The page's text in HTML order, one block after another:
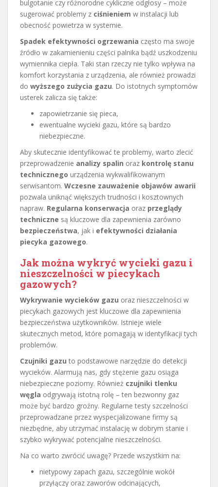
bulgotanie czy różnorodne cykliczne odgłosy – może
sugerować problemy z ciśnieniem w instalacji lub
obecność powietrza w systemie.
Spadek efektywności ogrzewania często ma swoje
źródło w zakamienieniu części palnika bądź uszkodzeniu
wymiennika ciepła. Taki stan rzeczy nie tylko wpływa na
komfort korzystania z urządzenia, ale również prowadzi
do wyższego zużycia gazu. Do istotnych symptomów
usterek zalicza się także:
zapowietrzanie się pieca,
ewentualne wycieki gazu, które są bardzo
niebezpieczne.
Aby skutecznie identyfikować te problemy, warto zlecić
przeprowadzenie analizy spalin oraz kontrolę stanu
technicznego urządzenia wykwalifikowanym
serwisantom. Wczesne zauważenie objawów awarii
pozwala uniknąć większych trudności i kosztownych
napraw. Regularna konserwacja oraz przeglądy
techniczne są kluczowe dla zapewnienia zarówno
bezpieczeństwa, jak i efektywności działania
piecyka gazowego.
Jak można wykryć wycieki gazu i
nieszczelności w piecykach
gazowych?
Wykrywanie wycieków gazu oraz nieszczelności w
piecykach gazowych jest kluczowe dla zapewnienia
bezpieczeństwa użytkowników. Istnieje wiele
skutecznych metod, które pomagają w identyfikacji tych
problemów.
Czujniki gazu to podstawowe narzędzie do detekcji
wycieków. Alarmują nas, gdy stężenie gazu osiąga
niebezpieczne poziomy. Również czujniki tlenku
węgla odgrywają istotną rolę – ten bezwonny gaz
może być bardzo groźny. Regularne testy szczelności
przeprowadzane przez wyspecjalizowane firmy są
niezbędne, aby utrzymać instalację w dobrym stanie i
szybko wykrywać potencjalne nieszczelności.
Na co warto zwrócić uwagę? Przede wszystkim na:
nietypowy zapach gazu, szczególnie wokół
przyłączy oraz zaworów odcinających,